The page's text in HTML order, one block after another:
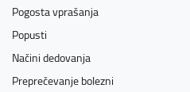
Pogosta vprašanja
Popusti
Načini dedovanja
Preprečevanje bolezni